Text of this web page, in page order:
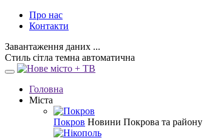
Про нас
Контакти
Завантаження даних ...
Стиль сітла темна автоматична
Головна
Міста
Покров Новини Покрова та району